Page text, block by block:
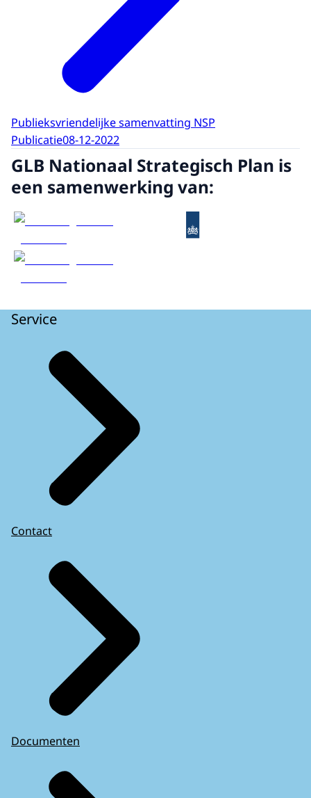
Publieksvriendelijke samenvatting NSP
Publicatie08-12-2022
GLB Nationaal Strategisch Plan is
een samenwerking van:
Service
Contact
Documenten